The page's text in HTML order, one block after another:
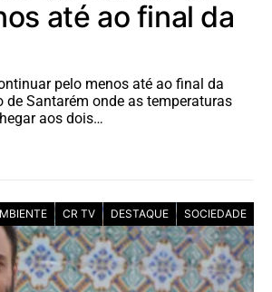
até ao final da
pelo menos até ao final da
de Santarém onde as temperaturas
aos dois…
CR TV DESTAQUE SOCIEDADE